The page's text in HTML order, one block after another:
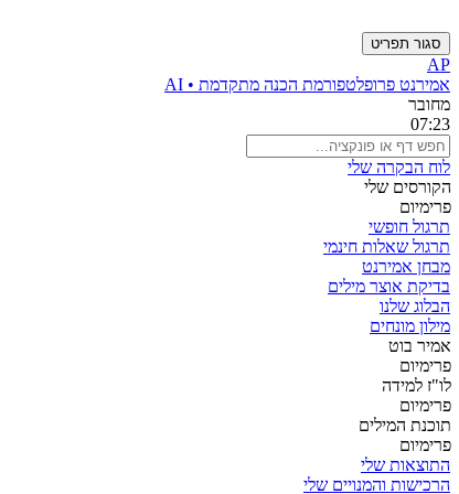
סגור תפריט
AP
אמירנט פרופלטפורמת הכנה מתקדמת • AI
מחובר
07:23
לוח הבקרה שלי
הקורסים שלי
פרימיום
תרגול חופשי
תרגול שאלות חינמי
מבחן אמירנט
בדיקת אוצר מילים
הבלוג שלנו
מילון מונחים
אמיר בוט
פרימיום
לו"ז למידה
פרימיום
תוכנת המילים
פרימיום
התוצאות שלי
הרכישות והמנויים שלי